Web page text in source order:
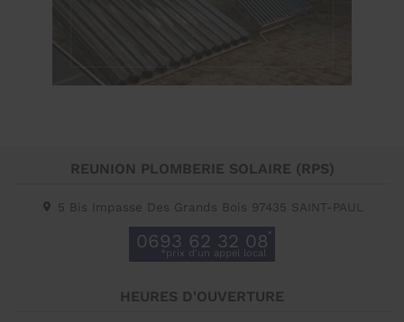
REUNION PLOMBERIE SOLAIRE (RPS)
5 Bis Impasse Des Grands Bois 97435 SAINT-PAUL
0693 62 32 08
HEURES D'OUVERTURE